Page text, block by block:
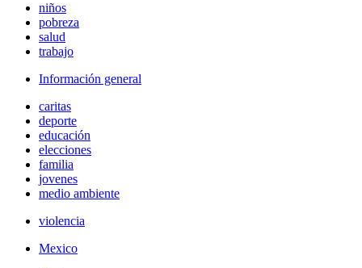
niños
pobreza
salud
trabajo
Información general
caritas
deporte
educación
elecciones
familia
jovenes
medio ambiente
violencia
Mexico